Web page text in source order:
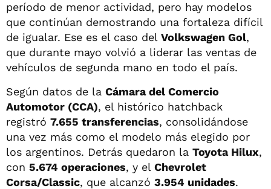
período de menor actividad, pero hay modelos
que continúan demostrando una fortaleza difícil
de igualar. Ese es el caso del Volkswagen Gol,
que durante mayo volvió a liderar las ventas de
vehículos de segunda mano en todo el país.
Según datos de la Cámara del Comercio
Automotor (CCA), el histórico hatchback
registró 7.655 transferencias, consolidándose
una vez más como el modelo más elegido por
los argentinos. Detrás quedaron la Toyota Hilux,
con 5.674 operaciones, y el Chevrolet
Corsa/Classic, que alcanzó 3.954 unidades.